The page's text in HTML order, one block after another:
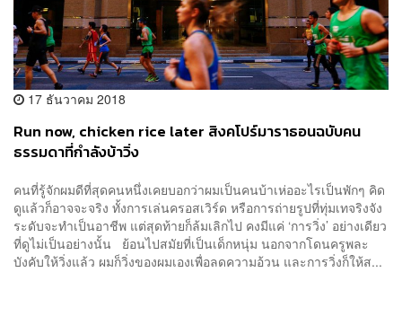
17 ธันวาคม 2018
Run now, chicken rice later สิงคโปร์มาราธอนฉบับคน
ธรรมดาที่กำลังบ้าวิ่ง
คนที่รู้จักผมดีที่สุดคนหนึ่งเคยบอกว่าผมเป็นคนบ้าเห่ออะไรเป็นพักๆ คิด
ดูแล้วก็อาจจะจริง ทั้งการเล่นครอสเวิร์ด หรือการถ่ายรูปที่ทุ่มเทจริงจัง
ระดับจะทำเป็นอาชีพ แต่สุดท้ายก็ล้มเลิกไป คงมีแค่ ‘การวิ่ง’ อย่างเดียว
ที่ดูไม่เป็นอย่างนั้น ย้อนไปสมัยที่เป็นเด็กหนุ่ม นอกจากโดนครูพละ
บังคับให้วิ่งแล้ว ผมก็วิ่งของผมเองเพื่อลดความอ้วน และการวิ่งก็ให้ส...